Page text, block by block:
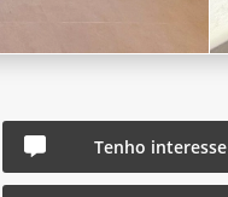
Tenho interesse